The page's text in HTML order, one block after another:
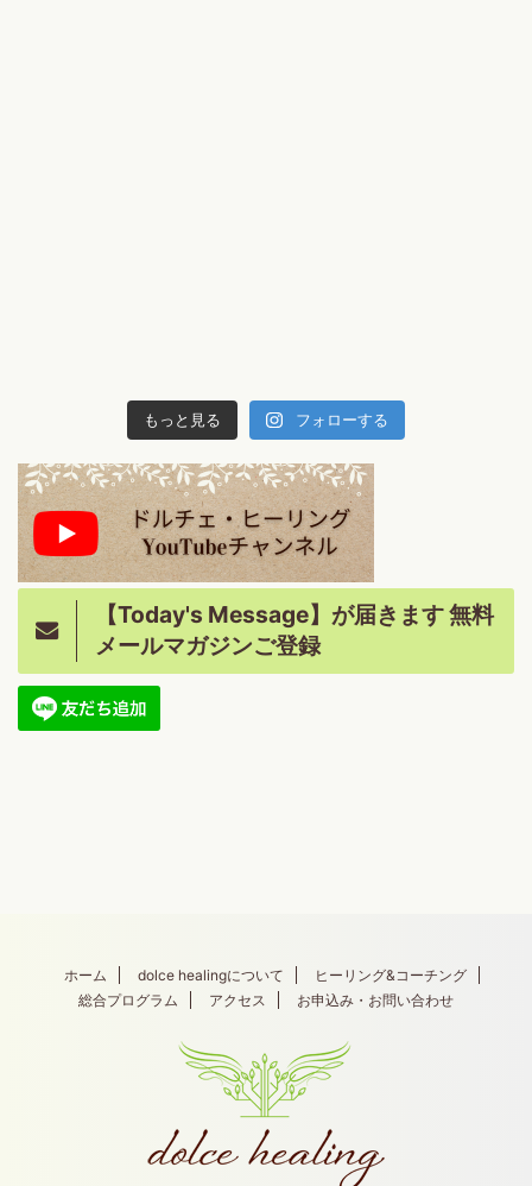
もっと見る フォローする
【Today's Message】が届きます 無料
メールマガジンご登録
ホーム dolce healingについて
ヒーリング&コーチング
総合プログラム
アクセス お申込み・お問い合わせ